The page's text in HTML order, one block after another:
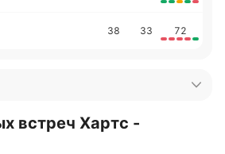
38 33 72
встреч Хартс -